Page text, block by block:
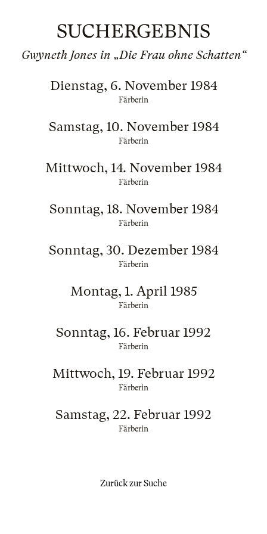
SUCHERGEBNIS
Gwyneth Jones in „Die Frau ohne Schatten“
Dienstag, 6. November 1984
Färberin
Samstag, 10. November 1984
Färberin
Mittwoch, 14. November 1984
Färberin
Sonntag, 18. November 1984
Färberin
Sonntag, 30. Dezember 1984
Färberin
Montag, 1. April 1985
Färberin
Sonntag, 16. Februar 1992
Färberin
Mittwoch, 19. Februar 1992
Färberin
Samstag, 22. Februar 1992
Färberin
Zurück zur Suche